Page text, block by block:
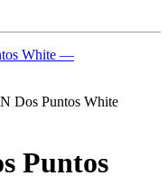
Dos Puntos White
Puntos